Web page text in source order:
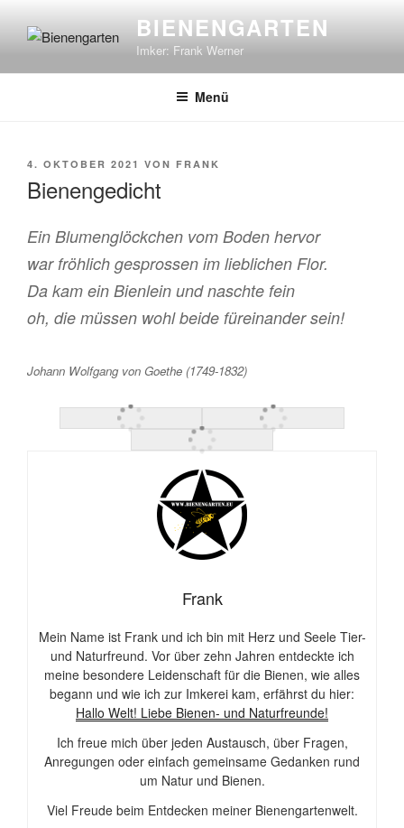
Inhalt
BIENENGARTEN
Imker: Frank Werner
Menü
VERÖFFENTLICHT
4. OKTOBER 2021 VON FRANK
Bienengedicht
Ein Blumenglöckchen vom Boden hervor
war fröhlich gesprossen im lieblichen Flor.
Da kam ein Bienlein und naschte fein
oh, die müssen wohl beide füreinander sein!
Johann Wolfgang von Goethe (1749-1832)
Frank
Mein Name ist Frank und ich bin mit Herz und Seele Tier-
und Naturfreund. Vor über zehn Jahren entdeckte ich
meine besondere Leidenschaft für die Bienen, wie alles
begann und wie ich zur Imkerei kam, erfährst du hier:
Hallo Welt! Liebe Bienen- und Naturfreunde!
Ich freue mich über jeden Austausch, über Fragen,
Anregungen oder einfach gemeinsame Gedanken rund
um Natur und Bienen.
Viel Freude beim Entdecken meiner Bienengartenwelt.